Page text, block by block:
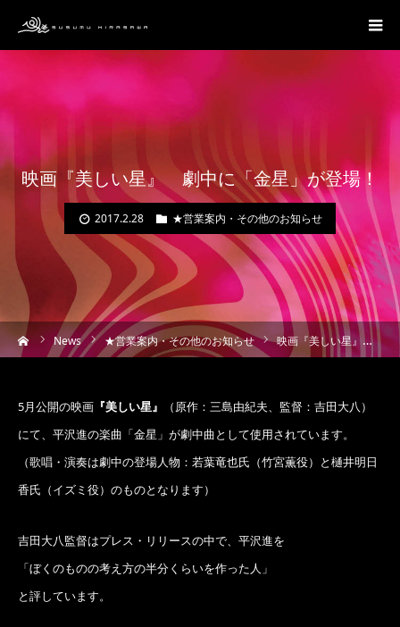
映画『美しい星』 劇中に「金星」が登場！
2017.2.28 ★営業案内・その他のお知らせ
ム News ★営業案内・その他のお知らせ 映画『美しい星』 劇中に「金星」が登場！
5月公開の映画 『美しい星』
（原作：三島由紀夫、監督：吉田大八）
にて、平沢進の楽曲「金星」が劇中曲として使用されています。
（歌唱・演奏は劇中の登場人物：若葉竜也氏（竹宮薫役）と樋井明日
香氏（イズミ役）のものとなります）
吉田大八監督はプレス・リリースの中で、平沢進を
「ぼくのものの考え方の半分くらいを作った人」
と評しています。